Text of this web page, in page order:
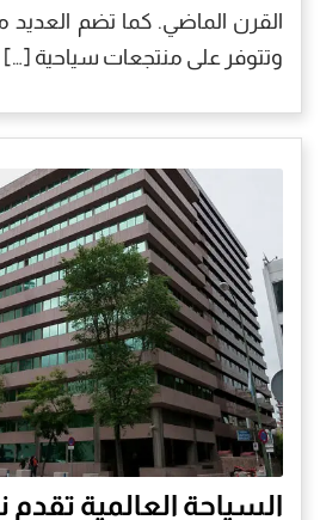
القرن الماضي. كما تضم العديد
وتتوفر على منتجعات سياحية […]
السياحة العالمية